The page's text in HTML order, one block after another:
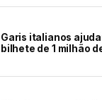
Garis italianos
bilhete de 1 milhão